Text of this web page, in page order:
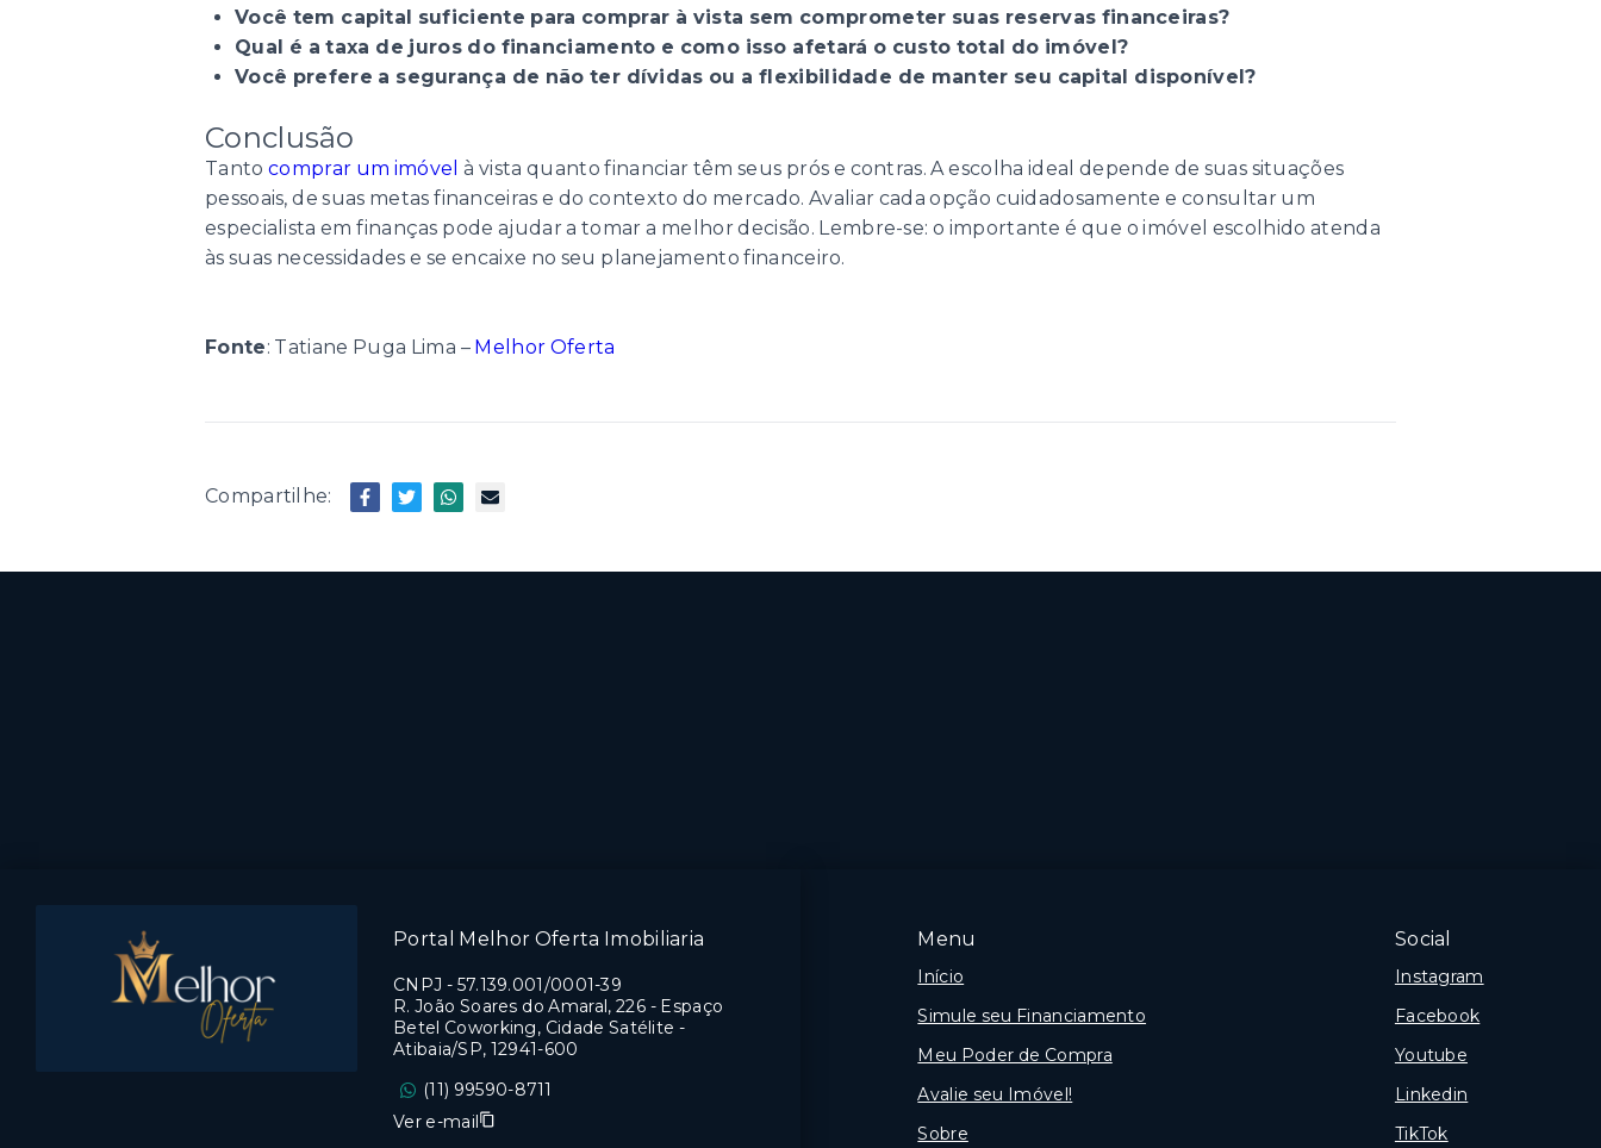
Você tem capital suficiente para comprar à vista sem comprometer suas reservas financeiras?
Qual é a taxa de juros do financiamento e como isso afetará o custo total do imóvel?
Você prefere a segurança de não ter dívidas ou a flexibilidade de manter seu capital disponível?
Conclusão
Tantocomprar um imóvelà vista quanto financiar têm seus prós e contras. A escolha ideal depende de suas situações
pessoais, de suas metas financeiras e do contexto do mercado. Avaliar cada opção cuidadosamente e consultar um
especialista em finanças pode ajudar a tomar a melhor decisão. Lembre-se: o importante é que o imóvel escolhido atenda
às suas necessidades e se encaixe no seu planejamento financeiro.
Fonte: Tatiane Puga Lima – Melhor Oferta
Compartilhe:
Menu
Início
Simule seu Financiamento
Meu Poder de Compra
Avalie seu Imóvel!
Sobre
Social
Instagram
Facebook
Youtube
Linkedin
TikTok
Portal Melhor Oferta Imobiliaria
CNPJ - 57.139.001/0001-39
R. João Soares do Amaral, 226 - Espaço
Betel Coworking, Cidade Satélite -
Atibaia/SP, 12941-600
(11) 99590-8711
Ver e-mail